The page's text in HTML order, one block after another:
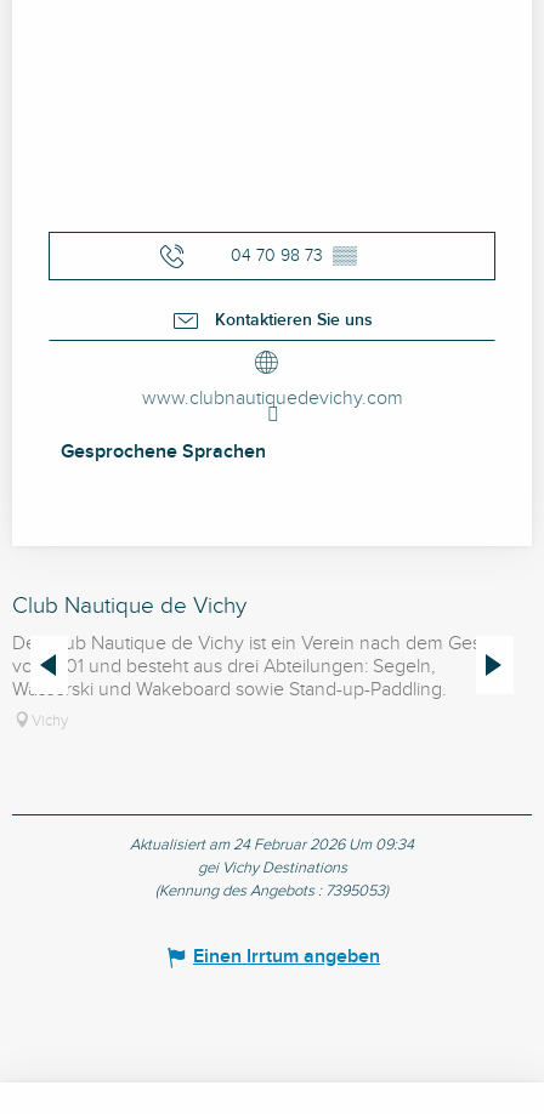
04 70 98 73 ▒▒
Kontaktieren Sie uns
www.clubnautiquedevichy.com
Gesprochene Sprachen
Gesprochene Sprachen
Club Nautique de Vichy
Der Club Nautique de Vichy ist ein Verein nach dem Gesetz
von 1901 und besteht aus drei Abteilungen: Segeln,
Wasserski und Wakeboard sowie Stand-up-Paddling.
Vichy
Aktualisiert am 24 Februar 2026 Um 09:34
gei Vichy Destinations
(Kennung des Angebots : 7395053)
Einen Irrtum angeben